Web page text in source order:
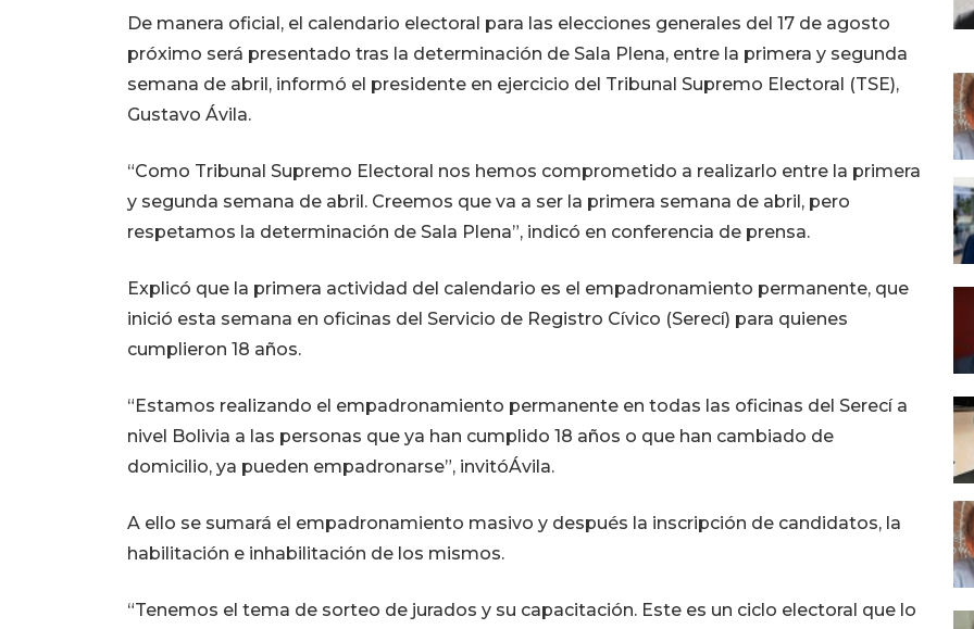
De manera oficial, el calendario electoral para las elecciones generales del 17 de agosto
próximo será presentado tras la determinación de Sala Plena, entre la primera y segunda
semana de abril, informó el presidente en ejercicio del Tribunal Supremo Electoral (TSE),
Gustavo Ávila.
“Como Tribunal Supremo Electoral nos hemos comprometido a realizarlo entre la primera
y segunda semana de abril. Creemos que va a ser la primera semana de abril, pero
respetamos la determinación de Sala Plena”, indicó en conferencia de prensa.
Explicó que la primera actividad del calendario es el empadronamiento permanente, que
inició esta semana en oficinas del Servicio de Registro Cívico (Serecí) para quienes
cumplieron 18 años.
“Estamos realizando el empadronamiento permanente en todas las oficinas del Serecí a
nivel Bolivia a las personas que ya han cumplido 18 años o que han cambiado de
domicilio, ya pueden empadronarse”, invitóÁvila.
A ello se sumará el empadronamiento masivo y después la inscripción de candidatos, la
habilitación e inhabilitación de los mismos.
“Tenemos el tema de sorteo de jurados y su capacitación. Este es un ciclo electoral que lo